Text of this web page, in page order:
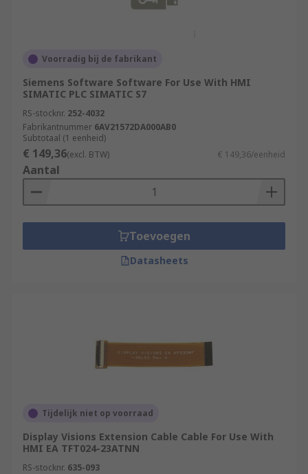
Voorradig bij de fabrikant
Siemens Software Software For Use With HMI
SIMATIC PLC SIMATIC S7
RS-stocknr. 252-4032
Fabrikantnummer 6AV21572DA000AB0
Subtotaal (1 eenheid)
€ 149,36(excl. BTW) € 149,36/eenheid
Aantal
Toevoegen
Datasheets
Tijdelijk niet op voorraad
Display Visions Extension Cable Cable For Use With
HMI EA TFT024-23ATNN
RS-stocknr. 635-093